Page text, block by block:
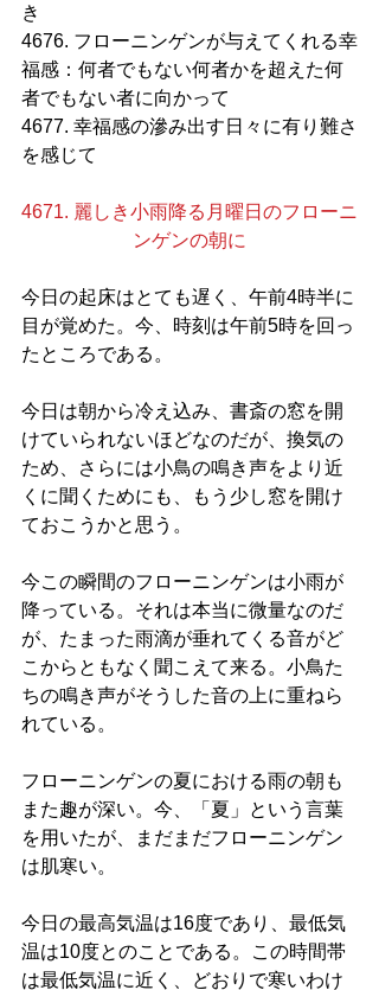
き
4676. フローニンゲンが与えてくれる幸
福感：何者でもない何者かを超えた何
者でもない者に向かって
4677. 幸福感の滲み出す日々に有り難さ
を感じて
4671. 麗しき小雨降る月曜日のフローニ
ンゲンの朝に
今日の起床はとても遅く、午前4時半に
目が覚めた。今、時刻は午前5時を回っ
たところである。
今日は朝から冷え込み、書斎の窓を開
けていられないほどなのだが、換気の
ため、さらには小鳥の鳴き声をより近
くに聞くためにも、もう少し窓を開け
ておこうかと思う。
今この瞬間のフローニンゲンは小雨が
降っている。それは本当に微量なのだ
が、たまった雨滴が垂れてくる音がど
こからともなく聞こえて来る。小鳥た
ちの鳴き声がそうした音の上に重ねら
れている。
フローニンゲンの夏における雨の朝も
また趣が深い。今、「夏」という言葉
を用いたが、まだまだフローニンゲン
は肌寒い。
今日の最高気温は16度であり、最低気
温は10度とのことである。この時間帯
は最低気温に近く、どおりで寒いわけ